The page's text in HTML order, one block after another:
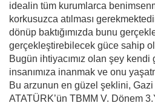
idealin tüm kurumlarca
korkusuzca atılması
dönüp baktığımızda bunu
gerçekleştirebilecek güce sahip
Bugün ihtiyacımız olan şey
insanımıza inanmak ve onu
Bu arzunun en güzel şeklini, Gazi
ATATÜRK’ün TBMM V. Dönem